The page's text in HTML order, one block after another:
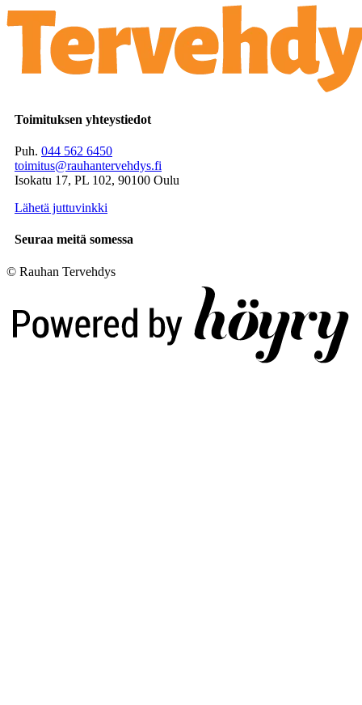
Toimituksen yhteystiedot
Puh. 044 562 6450
toimitus@rauhantervehdys.fi
Isokatu 17, PL 102, 90100 Oulu
Lähetä juttuvinkki
Seuraa meitä somessa
© Rauhan Tervehdys